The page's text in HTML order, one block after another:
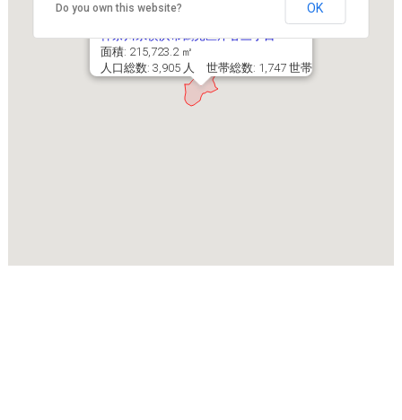
神奈川県横浜市鶴見区岸谷三丁目
面積: 215,723.2 ㎡
人口総数: 3,905 人 世帯総数: 1,747 世帯
Do you own this website? OK